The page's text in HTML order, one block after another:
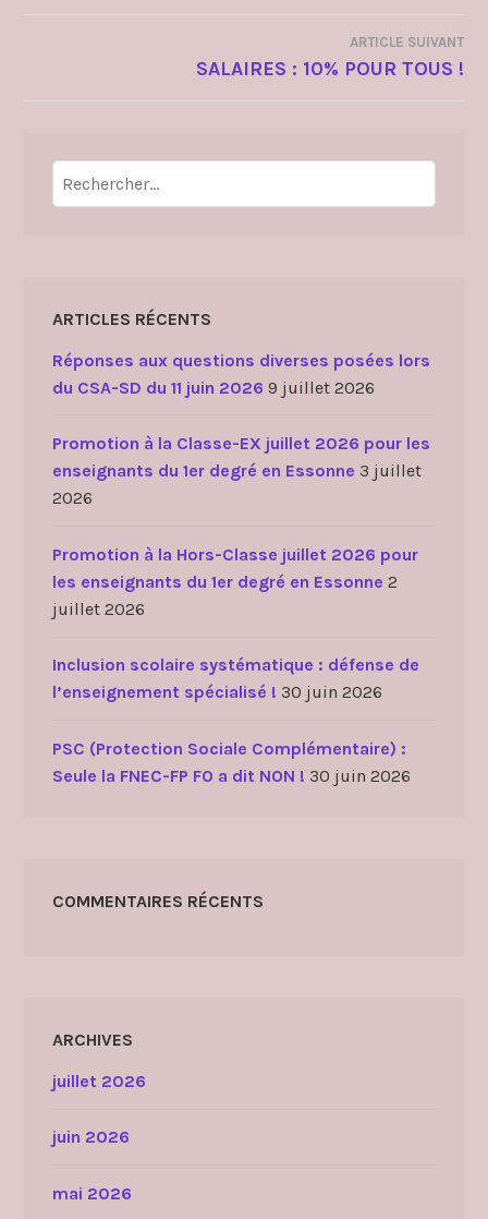
ARTICLE SUIVANT
SALAIRES : 10% POUR TOUS !
Rechercher :
ARTICLES RÉCENTS
Réponses aux questions diverses posées lors
du CSA-SD du 11 juin 2026 9 juillet 2026
Promotion à la Classe-EX juillet 2026 pour les
enseignants du 1er degré en Essonne 3 juillet
2026
Promotion à la Hors-Classe juillet 2026 pour
les enseignants du 1er degré en Essonne 2
juillet 2026
Inclusion scolaire systématique : défense de
l’enseignement spécialisé ! 30 juin 2026
PSC (Protection Sociale Complémentaire) :
Seule la FNEC-FP FO a dit NON ! 30 juin 2026
COMMENTAIRES RÉCENTS
ARCHIVES
juillet 2026
juin 2026
mai 2026